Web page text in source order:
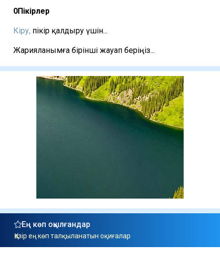
0Пікірлер
Кіру, пікір қалдыру үшін...
Жарияланымға бірінші жауап беріңіз...
Ең көп оқылғандар
Қазір ең көп талқыланатын оқиғалар